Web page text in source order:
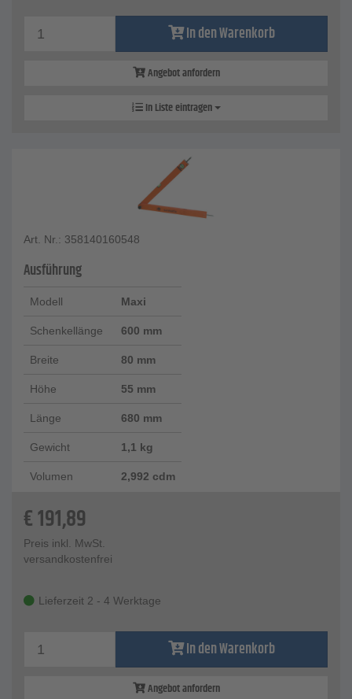
In den Warenkorb
Angebot anfordern
In Liste eintragen
Art. Nr.: 358140160548
Ausführung
Modell Maxi
Schenkellänge 600 mm
Breite 80 mm
Höhe 55 mm
Länge 680 mm
Gewicht 1,1 kg
Volumen 2,992 cdm
€191,89
Preis inkl. MwSt.
versandkostenfrei
Lieferzeit 2 - 4 Werktage
In den Warenkorb
Angebot anfordern